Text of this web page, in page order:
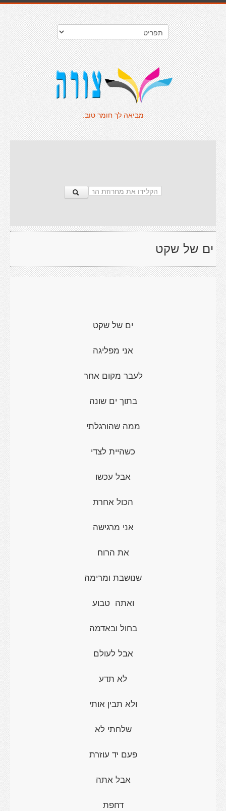
מביאה לך חומר טוב.
ים של שקט
ים של שקט
אני מפליגה
לעבר מקום אחר
בתוך ים שונה
ממה שהורגלתי
כשהיית לצדי
אבל עכשו
הכול אחרת
אני מרגישה
את הרוח
שנושבת ומרימה
ואתה טבוע
בחול ובאדמה
אבל לעולם
לא תדע
ולא תבין אותי
שלחתי לא
פעם יד עוזרת
אבל אתה
דחפת